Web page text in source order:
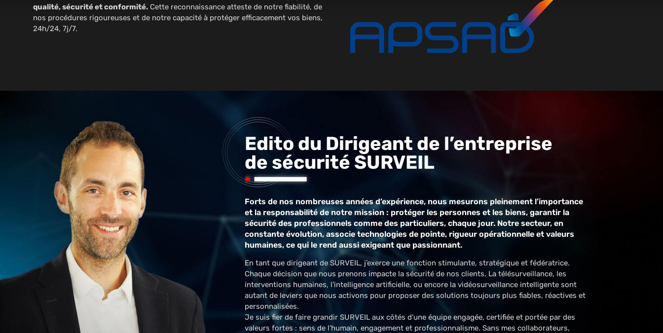
qualité, sécurité et conformité. Cette reconnaissance atteste de notre fiabilité, de
nos procédures rigoureuses et de notre capacité à protéger efficacement vos biens,
24h/24, 7j/7.
Edito du Dirigeant de l’entreprise
de sécurité SURVEIL
Forts de nos nombreuses années d’expérience, nous mesurons pleinement l’importance
et la responsabilité de notre mission : protéger les personnes et les biens, garantir la
sécurité des professionnels comme des particuliers, chaque jour. Notre secteur, en
constante évolution, associe technologies de pointe, rigueur opérationnelle et valeurs
humaines, ce qui le rend aussi exigeant que passionnant.
En tant que dirigeant de SURVEIL, j’exerce une fonction stimulante, stratégique et fédératrice.
Chaque décision que nous prenons impacte la sécurité de nos clients. La télésurveillance, les
interventions humaines, l’intelligence artificielle, ou encore la vidéosurveillance intelligente sont
autant de leviers que nous activons pour proposer des solutions toujours plus fiables, réactives et
personnalisées.
Je suis fier de faire grandir SURVEIL aux côtés d’une équipe engagée, certifiée et portée par des
valeurs fortes : sens de l’humain, engagement et professionnalisme. Sans mes collaborateurs,